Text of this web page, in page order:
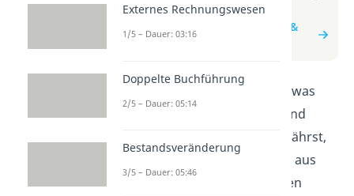
zum Video
zum Beitrag: Privatentnahme &
Privateinlage
In diesem Video wird erklärt, was
man unter Privatentnahme und
Privateinlage versteht. Du erfährst,
wie du als Unternehmer Geld aus
deinem Unternehmen nehmen
Externes Rechnungswesen
1/5 – Dauer: 03:16
Doppelte Buchführung
2/5 – Dauer: 05:14
Bestandsveränderung
3/5 – Dauer: 05:46